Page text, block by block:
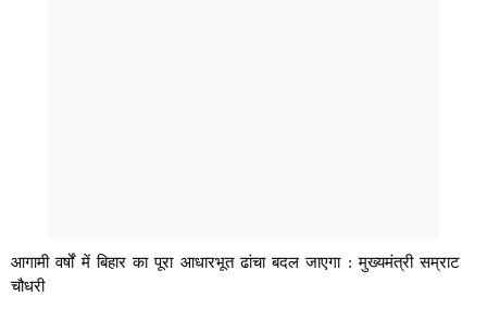
आगामी वर्षों में बिहार का पूरा आधारभूत ढांचा बदल जाएगा : मुख्यमंत्री सम्राट
चौधरी